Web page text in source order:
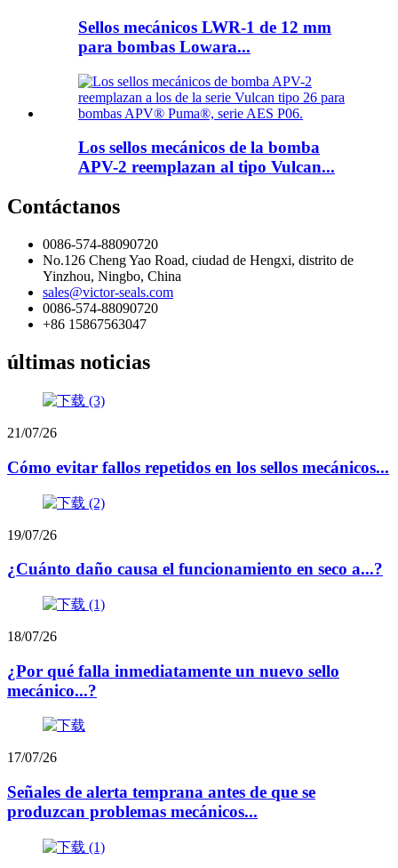
Sellos mecánicos LWR-1 de 12 mm
para bombas Lowara...
Los sellos mecánicos de la bomba
APV-2 reemplazan al tipo Vulcan...
Contáctanos
0086-574-88090720
No.126 Cheng Yao Road, ciudad de Hengxi, distrito de
Yinzhou, Ningbo, China
sales@victor-seals.com
0086-574-88090720
+86 15867563047
últimas noticias
21/07/26
Cómo evitar fallos repetidos en los sellos mecánicos...
19/07/26
¿Cuánto daño causa el funcionamiento en seco a...?
18/07/26
¿Por qué falla inmediatamente un nuevo sello
mecánico...?
17/07/26
Señales de alerta temprana antes de que se
produzcan problemas mecánicos...